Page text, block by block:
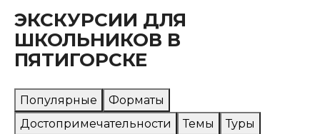
ЭКСКУРСИИ ДЛЯ
ШКОЛЬНИКОВ В
ПЯТИГОРСКЕ
Популярные
Форматы
Достопримечательности
Темы
Туры